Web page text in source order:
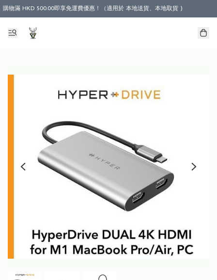
購物滿 HKD 500.00即享免運費優惠！（適用於 本地送貨、本地取貨 )